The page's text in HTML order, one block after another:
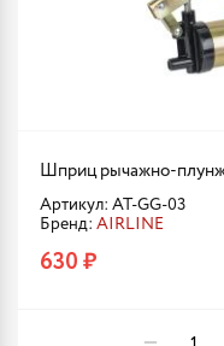
Шприц рычажно-
Артикул: AT-GG-03
Бренд: AIRLINE
630 ₽